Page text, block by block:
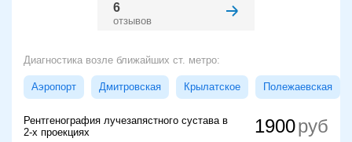
6
отзывов
Диагностика возле ближайших ст. метро:
Аэропорт Дмитровская Крылатское Полежаевская
Рентгенография лучезапястного сустава в
2-х проекциях
1900